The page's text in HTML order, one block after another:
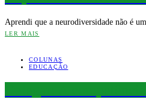
Aprendi que a neurodiversidade não é
LER MAIS
COLUNAS
EDUCAÇÃO